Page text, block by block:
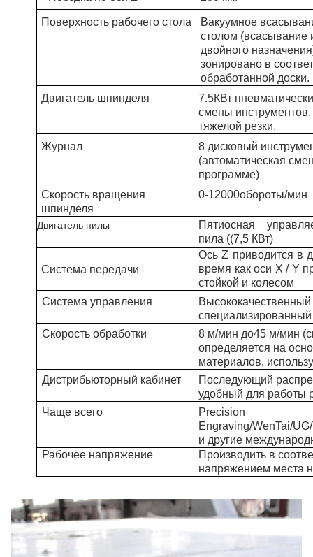
Поверхность рабочего стола
Вакуумное
столом (всасывание
двойного
зонировано в
обработанной доски.
Двигатель шпинделя
7.5КВт
смены
тяжелой резки.
Журнал
8 дисковый
(автоматическая
программе)
Скорость вращения
шпинделя
0-12000обороты/мин
Двигатель пилы
Пятиосная
пила ((7,5 КВт)
Система передачи
Ось Z приводится в
время как оси X / Y
стойкой и колесом
Система управления
Высококачественный
Скорость обработки
8 м/мин до45 м/мин
определяется на
материалов,
Дистрибьюторный кабинет
Последующий
удобный для работы
Чаще всего
Precision
Engraving/WenTai/
и другие
Рабочее напряжение
Производить в
напряжением места